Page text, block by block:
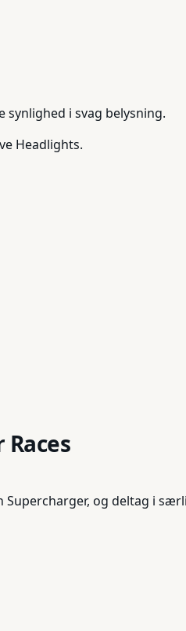
i svag belysning.
Headlights.
Races
og deltag i